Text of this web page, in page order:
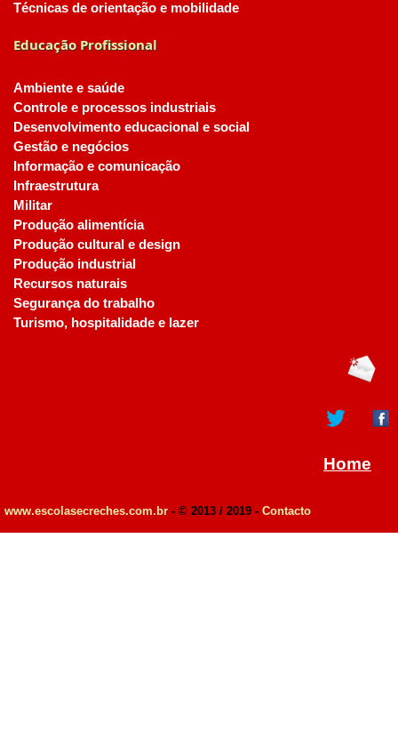
Técnicas de orientação e mobilidade
Educação Profissional
Ambiente e saúde
Controle e processos industriais
Desenvolvimento educacional e social
Gestão e negócios
Informação e comunicação
Infraestrutura
Militar
Produção alimentícia
Produção cultural e design
Produção industrial
Recursos naturais
Segurança do trabalho
Turismo, hospitalidade e lazer
Home
www.escolasecreches.com.br - © 2013 / 2019 - Contacto